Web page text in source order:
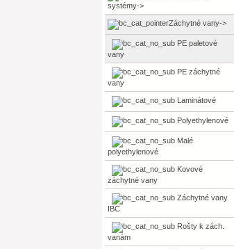
systémy->
Záchytné vany->
PE paletové
vany
PE záchytné
vany
Laminátové
Polyethylenové
Malé
polyethylenové
Kovové
záchytné vany
Záchytné vany
IBC
Rošty k zách.
vanám